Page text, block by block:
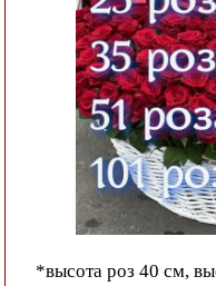
*высота роз 40 см,